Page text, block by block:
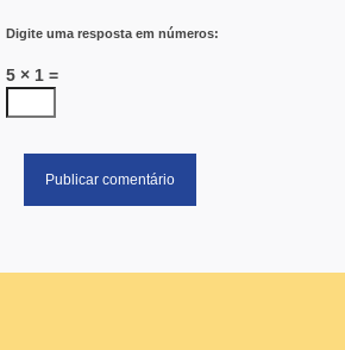
Digite uma resposta em números:
5 × 1 =